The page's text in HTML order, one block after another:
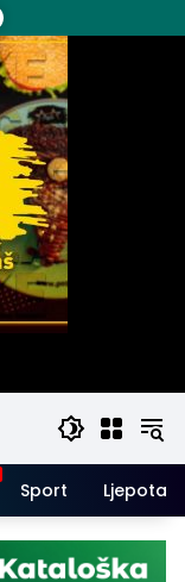
Sport Ljepota i